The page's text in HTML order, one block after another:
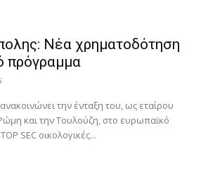
Νέα χρηματοδότηση
πρόγραμμα
την ένταξη του, ως εταίρου
και την Τουλούζη, στο ευρωπαϊκό
SEC οικολογικές...